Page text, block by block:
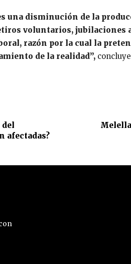
una disminución de la
voluntarios,
razón por la cual la
de la realidad”,
del
afectadas?